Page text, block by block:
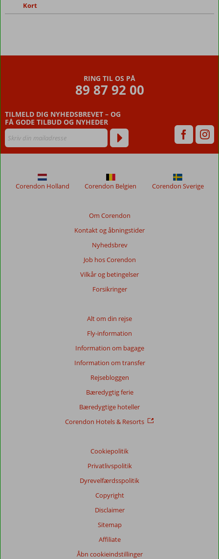
Mulighed
Kort
RING TIL OS PÅ
89 87 92 00
TILMELD DIG NYHEDSBREVET – OG
FÅ GODE TILBUD OG NYHEDER
Om Corendon
Kontakt og åbningstider
Nyhedsbrev
Job hos Corendon
Vilkår og betingelser
Forsikringer
Alt om din rejse
Fly-information
Information om bagage
Information om transfer
Rejsebloggen
Bæredygtig ferie
Bæredygtige hoteller
Corendon Hotels & Resorts
Cookiepolitik
Privatlivspolitik
Dyrevelfærdsspolitik
Copyright
Disclaimer
Sitemap
Affiliate
Åbn cookieindstillinger
Corendon Holland Corendon Belgien Corendon Sverige